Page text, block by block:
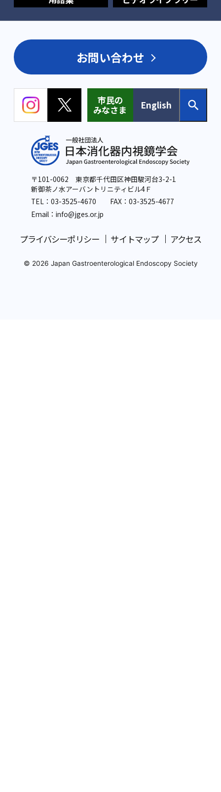
お問い合わせ
市民の
みなさま
English
〒101-0062 東京都千代田区神田駿河台3-2-1
新御茶ノ水アーバントリニティビル4Ｆ
TEL：03-3525-4670 FAX：03-3525-4677
Email：info@jges.or.jp
プライバシーポリシー サイトマップ アクセス
© 2026 Japan Gastroenterological Endoscopy Society